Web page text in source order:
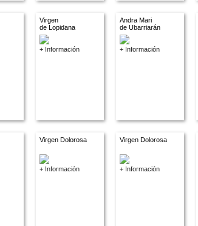
Virgen
de Lopidana
+ Información
Andra Mari
de Ubarriarán
+ Información
Virgen Dolorosa
+ Información
Virgen Dolorosa
+ Información